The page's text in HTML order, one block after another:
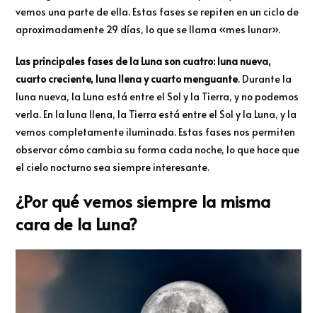
vemos una parte de ella. Estas fases se repiten en un ciclo de
aproximadamente 29 días, lo que se llama «mes lunar».
Las principales fases de la Luna son cuatro: luna nueva,
cuarto creciente, luna llena y cuarto menguante. Durante la
luna nueva, la Luna está entre el Sol y la Tierra, y no podemos
verla. En la luna llena, la Tierra está entre el Sol y la Luna, y la
vemos completamente iluminada. Estas fases nos permiten
observar cómo cambia su forma cada noche, lo que hace que
el cielo nocturno sea siempre interesante.
¿Por qué vemos siempre la misma
cara de la Luna?